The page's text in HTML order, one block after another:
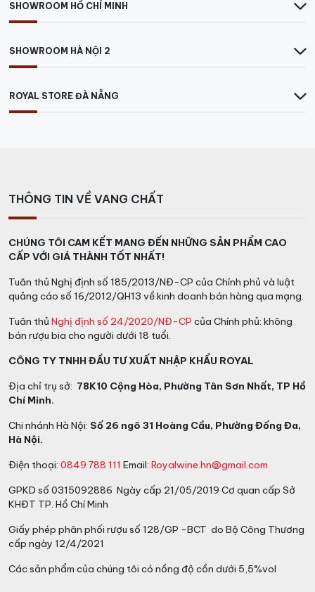
SHOWROOM HỒ CHÍ MINH
SHOWROOM HÀ NỘI 2
ROYAL STORE ĐÀ NẴNG
THÔNG TIN VỀ VANG CHẤT
CHÚNG TÔI CAM KẾT MANG ĐẾN NHỮNG SẢN PHẨM CAO
CẤP VỚI GIÁ THÀNH TỐT NHẤT!
Tuân thủ Nghị định số 185/2013/NĐ-CP của Chính phủ và luật
quảng cáo số 16/2012/QH13 về kinh doanh bán hàng qua mạng.
Tuân thủ Nghị định số 24/2020/NĐ-CP của Chính phủ: không
bán rượu bia cho người dưới 18 tuổi.
CÔNG TY TNHH ĐẦU TƯ XUẤT NHẬP KHẨU ROYAL
Địa chỉ trụ sở: 78K10 Cộng Hòa, Phường Tân Sơn Nhất, TP Hồ
Chí Minh.
Chi nhánh Hà Nội: Số 26 ngõ 31 Hoàng Cầu, Phường Đống Đa,
Hà Nội.
Điện thoại: 0849 788 111 Email: Royalwine.hn@gmail.com
GPKD số 0315092886 Ngày cấp 21/05/2019 Cơ quan cấp Sở
KHĐT TP. Hồ Chí Minh
Giấy phép phân phối rượu số 128/GP -BCT do Bộ Công Thương
cấp ngày 12/4/2021
Các sản phẩm của chúng tôi có nồng độ cồn dưới 5,5%vol